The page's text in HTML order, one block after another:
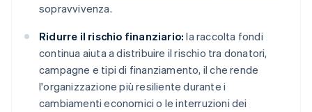
sopravvivenza.
Ridurre il rischio finanziario: la raccolta fondi
continua aiuta a distribuire il rischio tra donatori,
campagne e tipi di finanziamento, il che rende
l'organizzazione più resiliente durante i
cambiamenti economici o le interruzioni dei